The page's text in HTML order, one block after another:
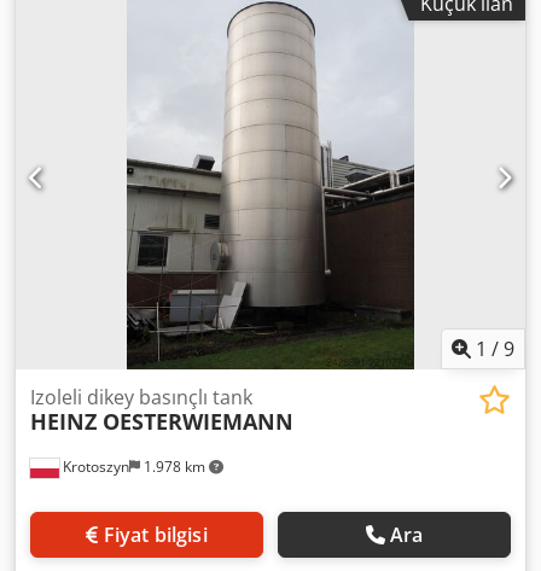
Duvara monte soğutma ünitesi dahil -Stok durumu: 1 adet
-Kolay montaj yapılabilen oda
1 /9
Krotoszyn 1.978 km
Izoleli dikey basınçlı tank
HEINZ OESTERWIEMANN
Fiyat bilgisi Ara